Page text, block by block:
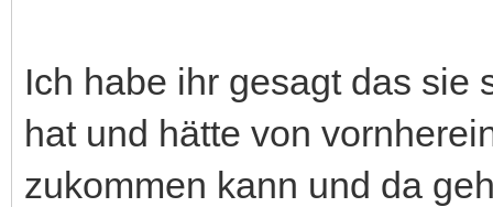
Ich habe ihr gesagt das sie
hat und hätte von
zukommen kann und da